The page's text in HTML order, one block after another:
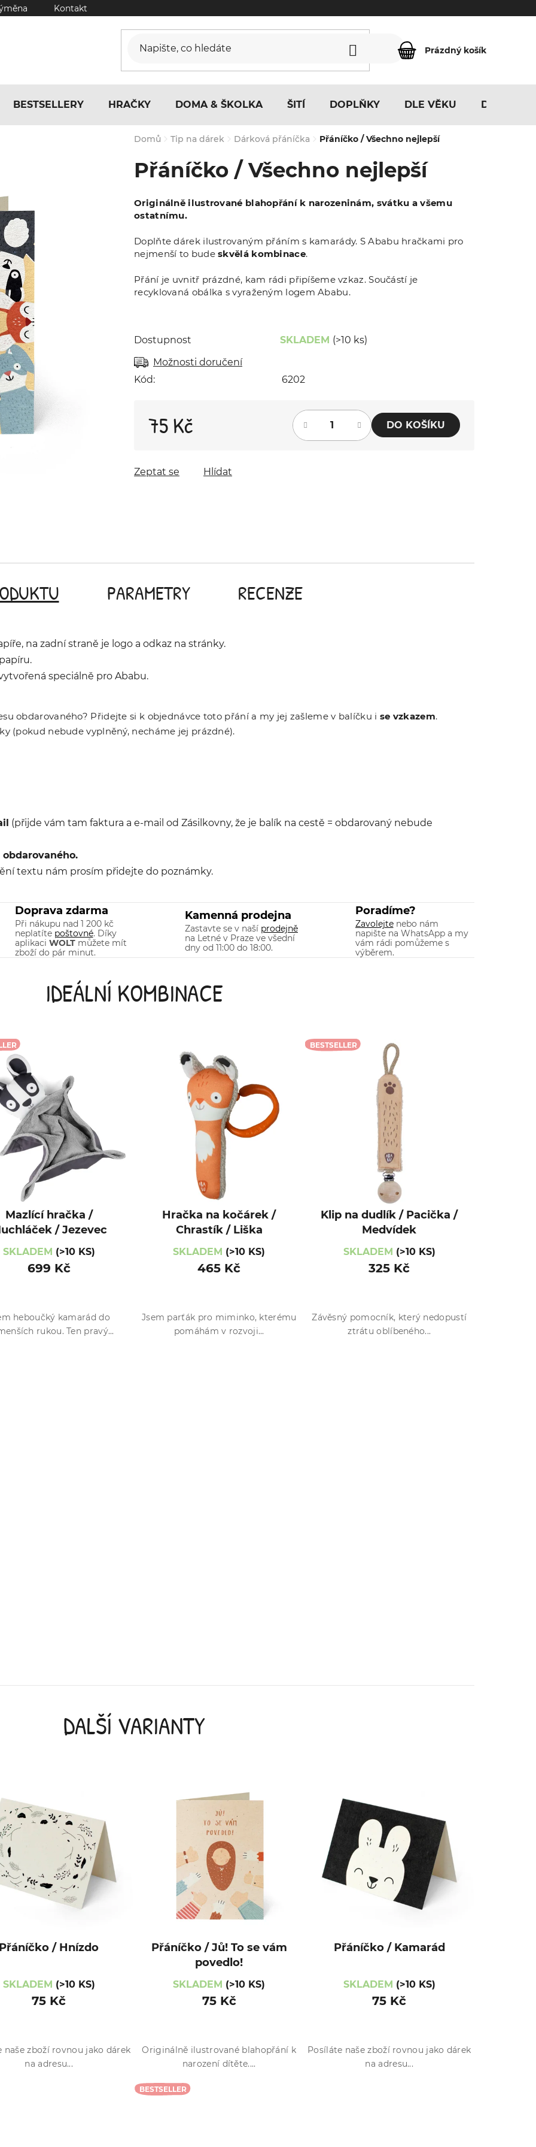
Kontakt
Prázdný košík
BESTSELLERY HRAČKY DOMA & ŠKOLKA ŠITÍ DOPLŇKY DLE VĚKU DLE
Domů Tip na dárek Dárková přáníčka Přáníčko / Všechno nejlepší
Přáníčko / Všechno nejlepší
Originálně ilustrované blahopřání k narozeninám, svátku a všemu
ostatnímu.
Doplňte dárek ilustrovaným přáním s kamarády. S Ababu hračkami pro
nejmenší to budeskvělá kombinace.
Přání je uvnitř prázdné, kam rádi připíšeme vzkaz. Součástí je
recyklovaná obálka s vyraženým logem Ababu.
Dostupnost SKLADEM (>10 ks)
Možnosti doručení
Kód:
6202
75 Kč DO KOŠÍKU
Zeptat se Hlídat
PARAMETRY RECENZE
na zadní straně je logo a odkaz na stránky.
speciálně pro Ababu.
obdarovaného? Přidejte si k objednávce toto přání a my jej zašleme v balíčku i se vzkazem.
(pokud nebude vyplněný, necháme jej prázdné).
(přijde vám tam faktura a e-mail od Zásilkovny, že je balík na cestě = obdarovaný nebude
textu nám prosím přidejte do poznámky.
Doprava zdarma
Při nákupu nad 1 200 kč
neplatíte poštovné. Díky
aplikaci WOLTmůžete mít
zboží do pár minut.
Kamenná prodejna
Zastavte se v naší prodejně
na Letné v Praze ve všední
dny od 11:00 do 18:00.
Poradíme?
Zavolejtenebo nám
napište na WhatsApp a my
vám rádi pomůžeme s
výběrem.
IDEÁLNÍ KOMBINACE
Mazlící hračka /
/ Jezevec
SKLADEM (>10 KS)
699 Kč
heboučký kamarád do
rukou. Ten pravý...
Hračka na kočárek /
Chrastík / Liška
SKLADEM (>10 KS)
465 Kč
Jsem parťák pro miminko, kterému
pomáhám v rozvoji...
BESTSELLER
Klip na dudlík / Pacička /
Medvídek
SKLADEM (>10 KS)
325 Kč
Závěsný pomocník, který nedopustí
ztrátu oblíbeného...
DALŠÍ VARIANTY
/ Hnízdo
SKLADEM (>10 KS)
75 Kč
naše zboží rovnou jako dárek
na adresu...
Přáníčko / Jů! To se vám
povedlo!
SKLADEM (>10 KS)
75 Kč
Originálně ilustrované blahopřání k
narození dítěte....
Přáníčko / Kamarád
SKLADEM (>10 KS)
75 Kč
Posíláte naše zboží rovnou jako dárek
na adresu...
BESTSELLER